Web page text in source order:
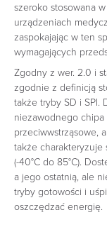
szeroko stosowana
urządzeniach
zaspokajając w ten
wymagających
Zgodny z wer. 2.0 i
zgodnie z definicją
także tryby SD i SPI.
niezawodnego chipa
przeciwwstrząsowe,
także charakteryzuje
(-40°C do 85°C).
a jego ostatnią, ale
tryby gotowości i
oszczędzać energię.